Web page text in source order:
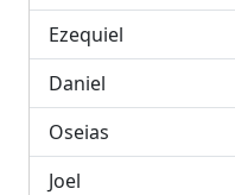
Ezequiel
Daniel
Oseias
Joel